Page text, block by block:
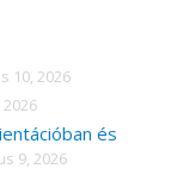
10, 2026
és
9, 2026